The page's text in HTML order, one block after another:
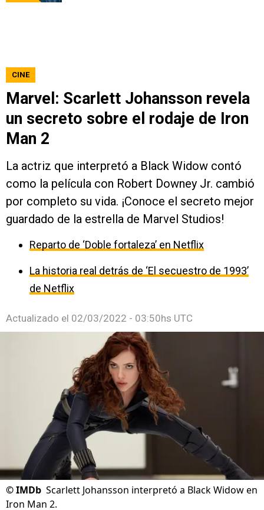
CINE
Marvel: Scarlett Johansson revela
un secreto sobre el rodaje de Iron
Man 2
La actriz que interpretó a Black Widow contó
como la película con Robert Downey Jr. cambió
por completo su vida. ¡Conoce el secreto mejor
guardado de la estrella de Marvel Studios!
Reparto de ‘Doble fortaleza’ en Netflix
La historia real detrás de ‘El secuestro de 1993’
de Netflix
Actualizado el 02/03/2022 - 03:50hs UTC
©IMDb Scarlett Johansson interpretó a Black Widow en
Iron Man 2.